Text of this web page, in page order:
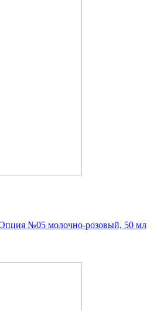
№05 молочно-розовый, 50 мл